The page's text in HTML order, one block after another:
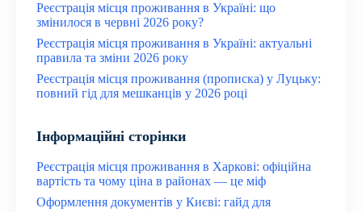
Реєстрація місця проживання в Україні: що
змінилося в червні 2026 року?
Реєстрація місця проживання в Україні: актуальні
правила та зміни 2026 року
Реєстрація місця проживання (прописка) у Луцьку:
повний гід для мешканців у 2026 році
Інформаційні сторінки
Реєстрація місця проживання в Харкові: офіційна
вартість та чому ціна в районах — це міф
Оформлення документів у Києві: гайд для